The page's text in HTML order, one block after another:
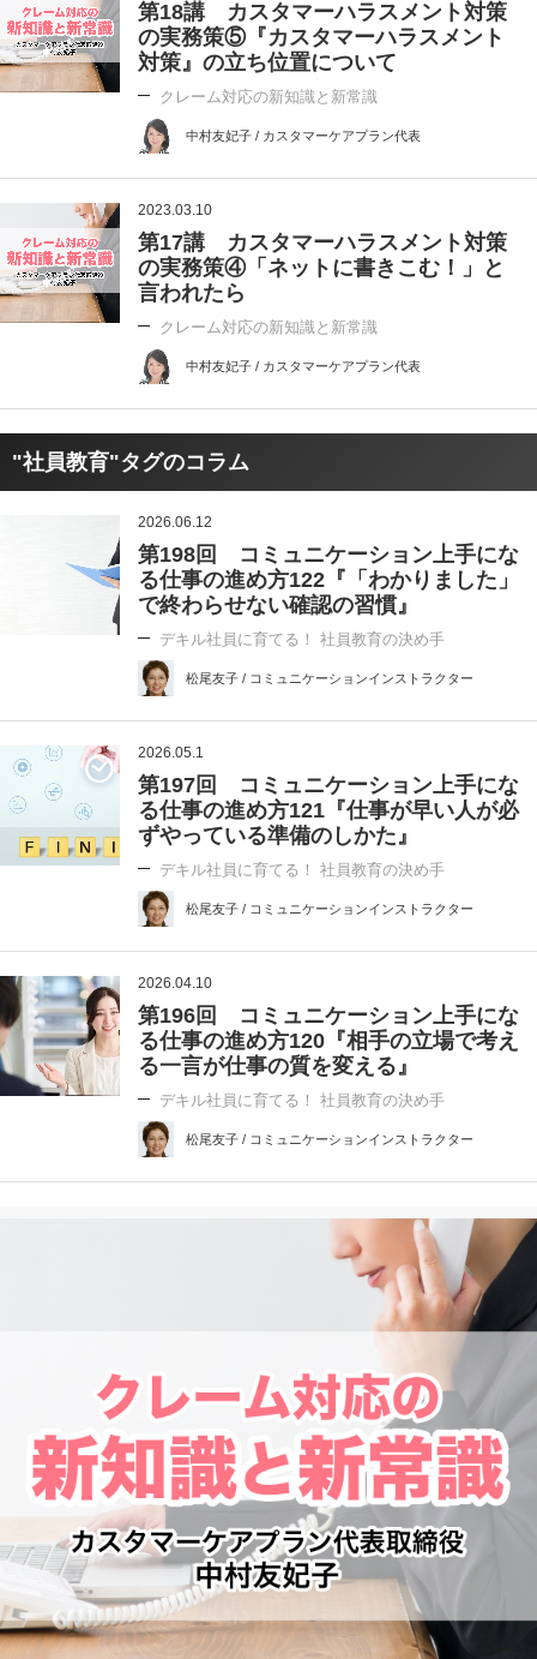
第18講 カスタマーハラスメント対策
の実務策⑤『カスタマーハラスメント
対策』の立ち位置について
クレーム対応の新知識と新常識
中村友妃子 / カスタマーケアプラン代表
2023.03.10
第17講 カスタマーハラスメント対策
の実務策④「ネットに書きこむ！」と
言われたら
クレーム対応の新知識と新常識
中村友妃子 / カスタマーケアプラン代表
"社員教育"タグのコラム
2026.06.12
第198回 コミュニケーション上手にな
る仕事の進め方122『「わかりました」
で終わらせない確認の習慣』
デキル社員に育てる！ 社員教育の決め手
松尾友子 / コミュニケーションインストラクター
2026.05.1
第197回 コミュニケーション上手にな
る仕事の進め方121『仕事が早い人が必
ずやっている準備のしかた』
デキル社員に育てる！ 社員教育の決め手
松尾友子 / コミュニケーションインストラクター
2026.04.10
第196回 コミュニケーション上手にな
る仕事の進め方120『相手の立場で考え
る一言が仕事の質を変える』
デキル社員に育てる！ 社員教育の決め手
松尾友子 / コミュニケーションインストラクター